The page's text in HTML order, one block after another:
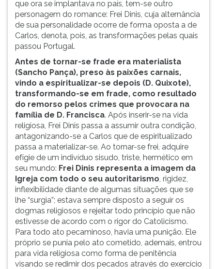
que ora se implantava no país, tem-se outro
personagem do romance: Frei Dinis, cuja alternância
de sua personalidade ocorre de forma oposta a de
Carlos, denota, pois, as transformações pelas quais
passou Portugal.
Antes de tornar-se frade era materialista
(Sancho Pança), preso às paixões carnais,
vindo a espiritualizar-se depois (D. Quixote),
transformando-se em frade, como resultado
do remorso pelos crimes que provocara na
família de D. Francisca. Após inserir-se na vida
religiosa, Frei Dinis passa a assumir outra condição,
antagonizando-se a Carlos que de espiritualizado
passa a materializar-se. Ao tornar-se frei, adquire
efígie de um indivíduo sisudo, triste, hermético em
seu mundo: Frei Dinis representa a imagem da
Igreja com todo o seu autoritarismo, rigidez,
inflexibilidade diante de algumas situações que se
lhe “surgia”; estava sempre disposto a seguir os
dogmas religiosos e rejeitar todo princípio que não
estivesse de acordo com o rigor do Catolicismo.
Para todo ato pecaminoso, havia uma punição. Ele
próprio se punia pelo ato cometido, ademais, entrou
para vida religiosa como forma de penitência
visando se redimir dos pecados através do exercício